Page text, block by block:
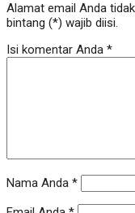
Alamat email Anda
bintang (*) wajib diisi.
Isi komentar Anda *
Nama Anda *